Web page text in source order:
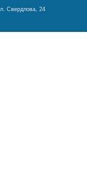
Свердлова, 24